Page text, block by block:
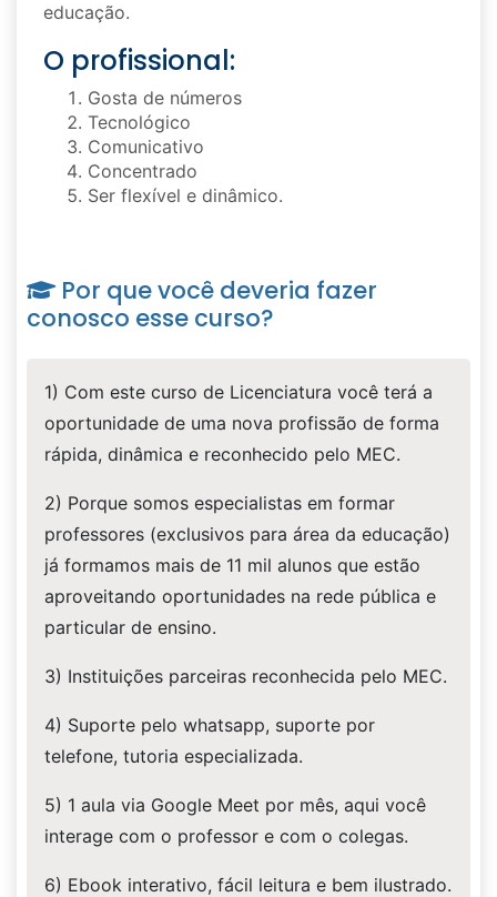
educação.
O profissional:
Gosta de números
Tecnológico
Comunicativo
Concentrado
Ser flexível e dinâmico.
Por que você deveria fazer
conosco esse curso?
1) Com este curso de Licenciatura você terá a
oportunidade de uma nova profissão de forma
rápida, dinâmica e reconhecido pelo MEC.
2) Porque somos especialistas em formar
professores (exclusivos para área da educação)
já formamos mais de 11 mil alunos que estão
aproveitando oportunidades na rede pública e
particular de ensino.
3) Instituições parceiras reconhecida pelo MEC.
4) Suporte pelo whatsapp, suporte por
telefone, tutoria especializada.
5) 1 aula via Google Meet por mês, aqui você
interage com o professor e com o colegas.
6) Ebook interativo, fácil leitura e bem ilustrado.